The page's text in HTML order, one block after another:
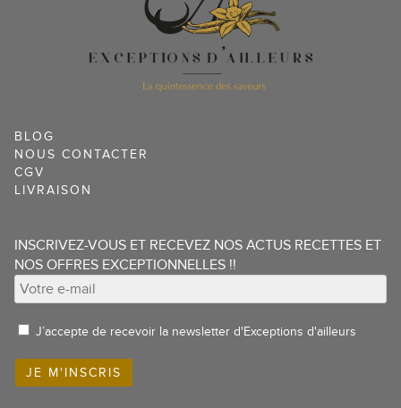
BLOG
NOUS CONTACTER
CGV
LIVRAISON
INSCRIVEZ-VOUS ET RECEVEZ NOS ACTUS RECETTES ET
NOS OFFRES EXCEPTIONNELLES !!
J’accepte de recevoir la newsletter d'Exceptions d'ailleurs